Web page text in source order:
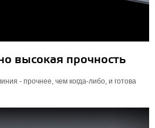
высокая прочность
- прочнее, чем когда-либо, и готова